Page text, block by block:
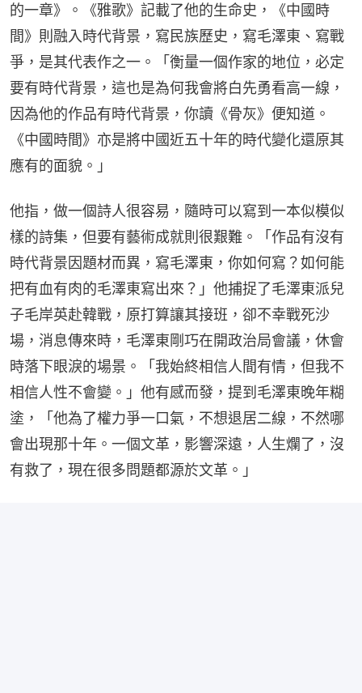
的一章》。《雅歌》記載了他的生命史，《中國時
間》則融入時代背景，寫民族歷史，寫毛澤東、寫戰
爭，是其代表作之一。「衡量一個作家的地位，必定
要有時代背景，這也是為何我會將白先勇看高一線，
因為他的作品有時代背景，你讀《骨灰》便知道。
《中國時間》亦是將中國近五十年的時代變化還原其
應有的面貌。」
他指，做一個詩人很容易，隨時可以寫到一本似模似
樣的詩集，但要有藝術成就則很艱難。「作品有沒有
時代背景因題材而異，寫毛澤東，你如何寫？如何能
把有血有肉的毛澤東寫出來？」他捕捉了毛澤東派兒
子毛岸英赴韓戰，原打算讓其接班，卻不幸戰死沙
場，消息傳來時，毛澤東剛巧在開政治局會議，休會
時落下眼淚的場景。「我始終相信人間有情，但我不
相信人性不會變。」他有感而發，提到毛澤東晚年糊
塗，「他為了權力爭一口氣，不想退居二線，不然哪
會出現那十年。一個文革，影響深遠，人生爛了，沒
有救了，現在很多問題都源於文革。」